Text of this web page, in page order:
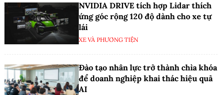
NVIDIA DRIVE tích hợp Lidar thích
ứng góc rộng 120 độ dành cho xe tự
lái
XE VÀ PHƯƠNG TIỆN
Đào tạo nhân lực trở thành chìa khóa
để doanh nghiệp khai thác hiệu quả
AI